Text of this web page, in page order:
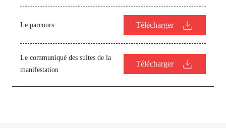
Le parcours Télécharger
Le communiqué des suites de la
manifestation
Télécharger